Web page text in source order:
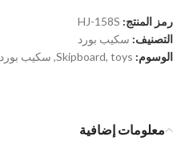
رمز المنتج: HJ-158S
التصنيف: سكيب بورد
الوسوم:
Skipboard, toys
, سكيب بورد
معلومات إضافية